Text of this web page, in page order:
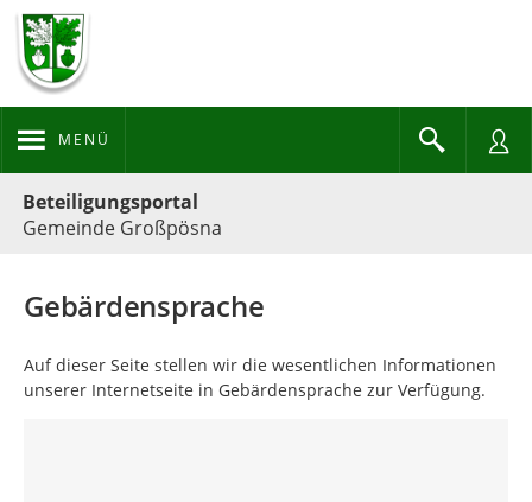
MENÜ
Beteiligungsportal
Gemeinde Großpösna
Gebärdensprache
Auf dieser Seite stellen wir die wesentlichen Informationen
unserer Internetseite in Gebärdensprache zur Verfügung.